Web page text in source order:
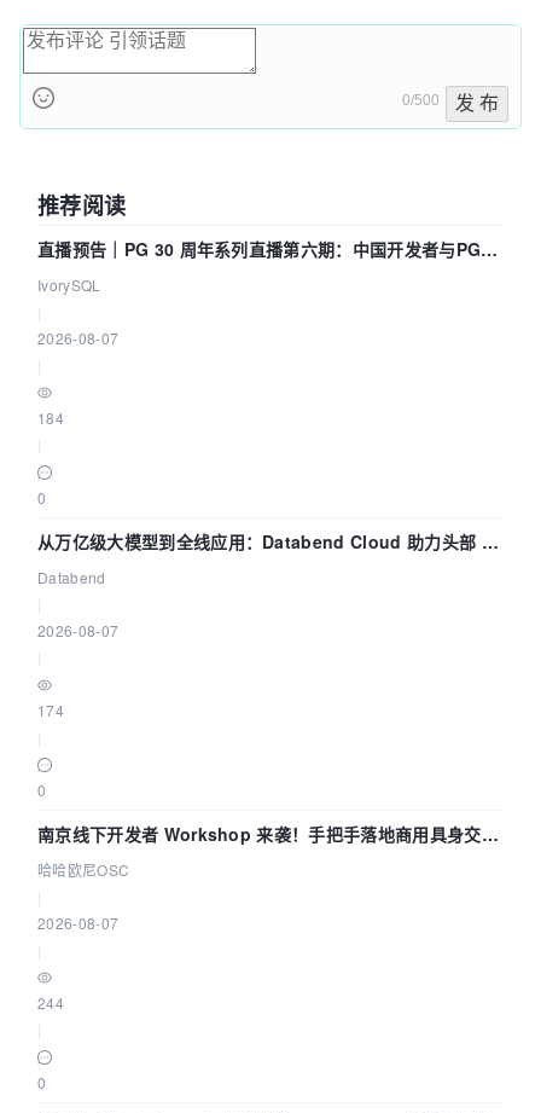
0/500 发 布
推荐阅读
直播预告｜PG 30 周年系列直播第六期：中国开发者与PG内
核——我们改得动吗？我们贡献了什么？
IvorySQL
2026-08-07
184
0
从万亿级大模型到全线应用：Databend Cloud 助力头部 AI
企业构建全链路 Trace 数据管道
Databend
2026-08-07
174
0
南京线下开发者 Workshop 来袭！手把手落地商用具身交互
智能 Agent 应用
哈哈欧尼OSC
2026-08-07
244
0